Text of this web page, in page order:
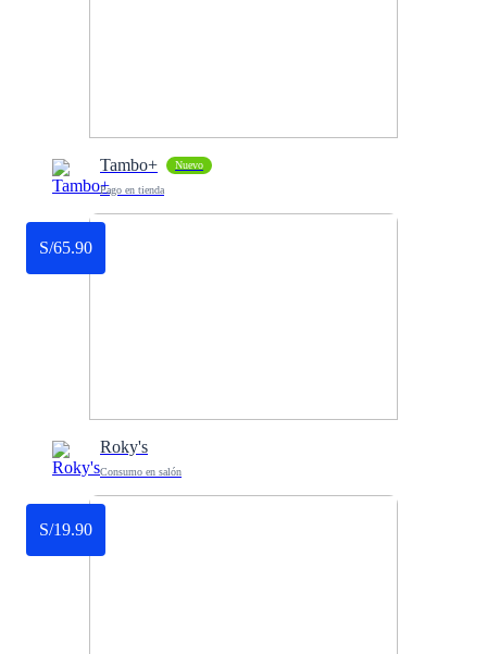
Tambo+ Nuevo
Pago en tienda
S/65.90
Roky's
Consumo en salón
S/19.90